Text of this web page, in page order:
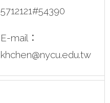
5712121#54390
E-mail：
khchen@nycu.edu.tw